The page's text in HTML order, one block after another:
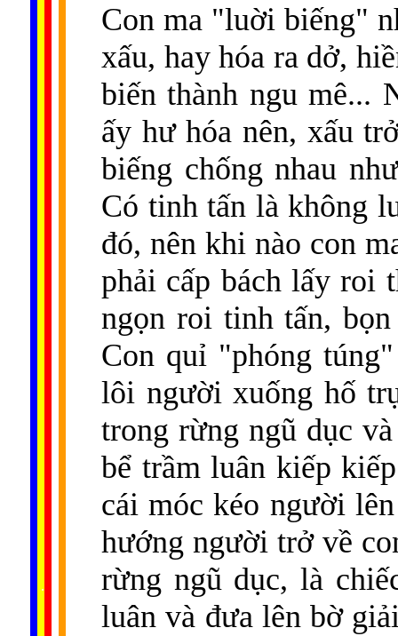
.
Con ma "luời biếng"
xấu, hay hóa ra dở,
biến thành ngu mê...
ấy hư hóa nên, xấu
biếng chống nhau
Có tinh tấn là không
đó, nên khi nào con
phải cấp bách lấy roi
ngọn roi tinh tấn,
Con quỉ "phóng
lôi người xuống hố
trong rừng ngũ dục
bể trầm luân kiếp
cái móc kéo người
hướng người trở về
rừng ngũ dục, là
luân và đưa lên bờ